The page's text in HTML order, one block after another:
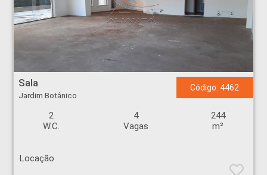
Sala
Jardim Botânico
Código: 4462
2
W.C.
4
Vagas
244
m²
Locação